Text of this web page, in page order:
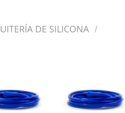
DE SILICONA /
a la
lista de
deseos
a la
lista de
deseos